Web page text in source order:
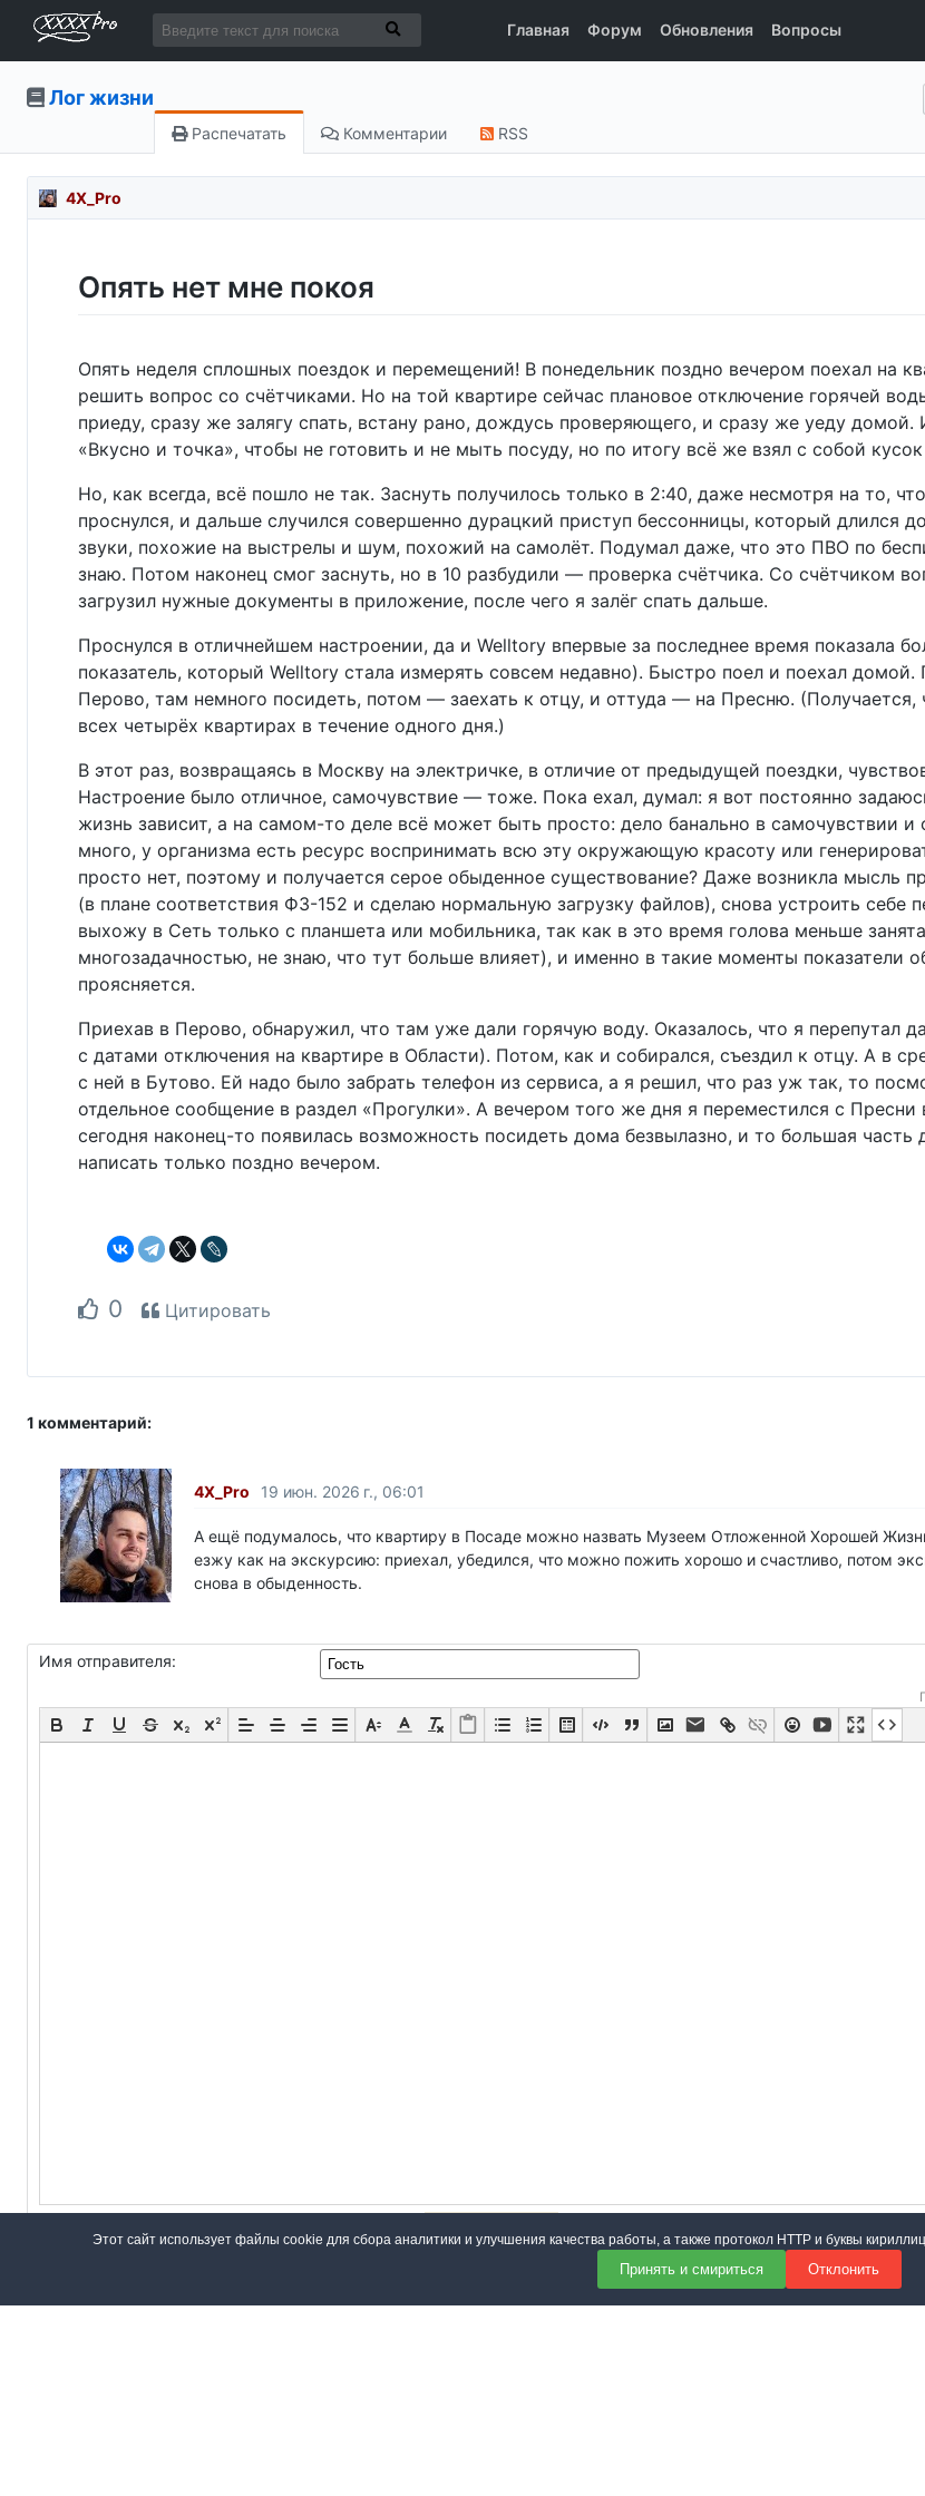
Главная Форум Обновления Вопросы
Лог жизни
Распечатать Комментарии RSS
4X_Pro
Опять нет мне покоя
Опять неделя сплошных поездок и перемещений! В понедельник поздно вечером поехал на
решить вопрос со счётчиками. Но на той квартире сейчас плановое отключение горячей
приеду, сразу же залягу спать, встану рано, дождусь проверяющего, и сразу же уеду
«Вкусно и точка», чтобы не готовить и не мыть посуду, но по итогу всё же взял с собой
Но, как всегда, всё пошло не так. Заснуть получилось только в 2:40, даже несмотря на то,
проснулся, и дальше случился совершенно дурацкий приступ бессонницы, который длился
звуки, похожие на выстрелы и шум, похожий на самолёт. Подумал даже, что это ПВО по
знаю. Потом наконец смог заснуть, но в 10 разбудили — проверка счётчика. Со счётчиком
загрузил нужные документы в приложение, после чего я залёг спать дальше.
Проснулся в отличнейшем настроении, да и Welltory впервые за последнее время показала
показатель, который Welltory стала измерять совсем недавно). Быстро поел и поехал
Перово, там немного посидеть, потом — заехать к отцу, и оттуда — на Пресню.
всех четырёх квартирах в течение одного дня.)
В этот раз, возвращаясь в Москву на электричке, в отличие от предыдущей поездки,
Настроение было отличное, самочувствие — тоже. Пока ехал, думал: я вот постоянно
жизнь зависит, а на самом-то деле всё может быть просто: дело банально в самочувствии и
много, у организма есть ресурс воспринимать всю эту окружающую красоту или
просто нет, поэтому и получается серое обыденное существование? Даже возникла мысль
(в плане соответствия ФЗ-152 и сделаю нормальную загрузку файлов), снова устроить себе
выхожу в Сеть только с планшета или мобильника, так как в это время голова меньше
многозадачностью, не знаю, что тут больше влияет), и именно в такие моменты показатели
проясняется.
Приехав в Перово, обнаружил, что там уже дали горячую воду. Оказалось, что я перепутал
с датами отключения на квартире в Области). Потом, как и собирался, съездил к отцу. А в
с ней в Бутово. Ей надо было забрать телефон из сервиса, а я решил, что раз уж так, то
отдельное сообщение в раздел «Прогулки». А вечером того же дня я переместился с
сегодня наконец-то появилась возможность посидеть дома безвылазно, и то большая часть
написать только поздно вечером.
0 Цитировать
1 комментарий:
4X_Pro 19 июн. 2026 г., 06:01
А ещё подумалось, что квартиру в Посаде можно назвать Музеем Отложенной Хорошей
езжу как на экскурсию: приехал, убедился, что можно пожить хорошо и счастливо, потом
снова в обыденность.
Имя отправителя:
Введите символы с картинки
в соответствии сполитикой конфиденциальности сайта
Этот сайт использует файлы cookie для сбора аналитики и улучшения качества работы, а также протокол HTTP и буквы
Принять и смириться Отклонить